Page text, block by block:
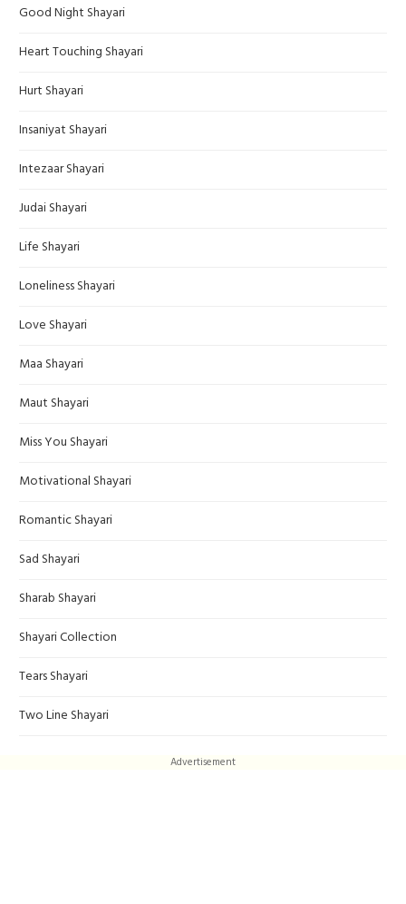
Good Night Shayari
Heart Touching Shayari
Hurt Shayari
Insaniyat Shayari
Intezaar Shayari
Judai Shayari
Life Shayari
Loneliness Shayari
Love Shayari
Maa Shayari
Maut Shayari
Miss You Shayari
Motivational Shayari
Romantic Shayari
Sad Shayari
Sharab Shayari
Shayari Collection
Tears Shayari
Two Line Shayari
Advertisement